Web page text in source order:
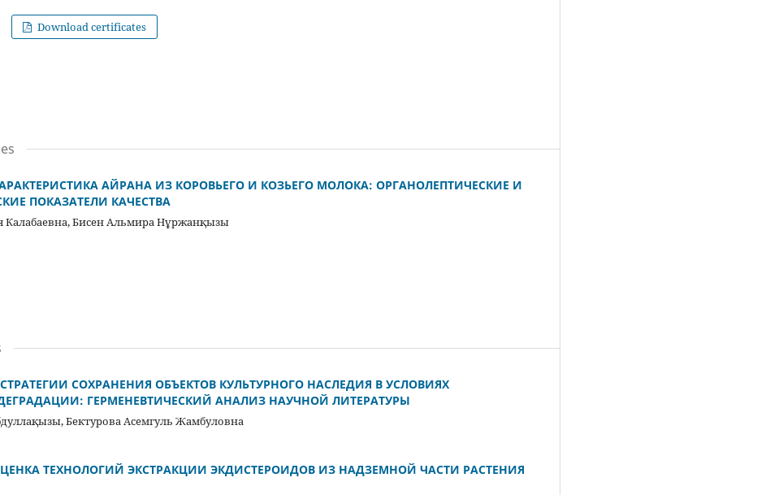
Download certificates
АЙРАНА ИЗ КОРОВЬЕГО И КОЗЬЕГО МОЛОКА: ОРГАНОЛЕПТИЧЕСКИЕ И
ПОКАЗАТЕЛИ КАЧЕСТВА
Бисен Альмира Нұржанқызы
СОХРАНЕНИЯ ОБЪЕКТОВ КУЛЬТУРНОГО НАСЛЕДИЯ В УСЛОВИЯХ
ГЕРМЕНЕВТИЧЕСКИЙ АНАЛИЗ НАУЧНОЙ ЛИТЕРАТУРЫ
Бектурова Асемгуль Жамбуловна
ТЕХНОЛОГИЙ ЭКСТРАКЦИИ ЭКДИСТЕРОИДОВ ИЗ НАДЗЕМНОЙ ЧАСТИ РАСТЕНИЯ